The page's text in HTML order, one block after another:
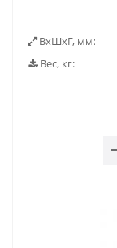
ВxШxГ, мм:
Вес, кг: